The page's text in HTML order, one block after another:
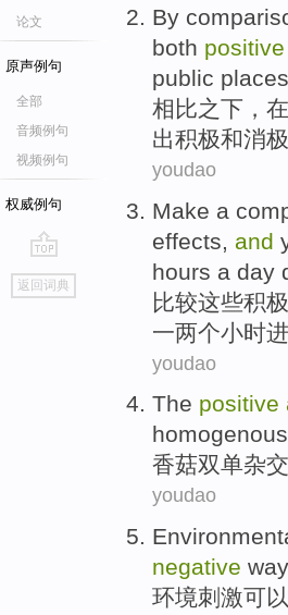
论文
原声例句
全部
音频例句
视频例句
权威例句
go
top
返回词典
By
both positive
public places
相比之下， 在
出积极和消极
youdao
Make a
effects
and
hours a day
比较这些积
一两个小时
youdao
The positive
香菇双单杂
youdao
negative
环境刺激可